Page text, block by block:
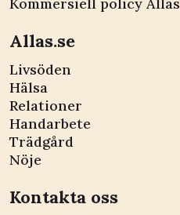
Allas.se
Livsöden
Hälsa
Relationer
Handarbete
Trädgård
Nöje
Kontakta oss